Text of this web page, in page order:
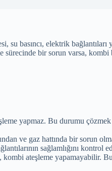
basıncı, elektrik bağlantıları
sürecinde bir sorun varsa,
yapmaz. Bu durumu
ve gaz hattında bir sorun
sağlamlığını kontrol
ateşleme yapamayabilir.